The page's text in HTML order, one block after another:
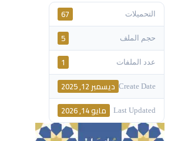
التحميلات 67
حجم الملف 5
عدد الملفات 1
Create Date ديسمبر 12, 2025
Last Updated مايو 14, 2026